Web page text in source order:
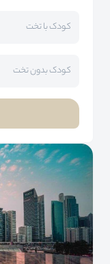
کودک با تخت
کودک بدون تخت